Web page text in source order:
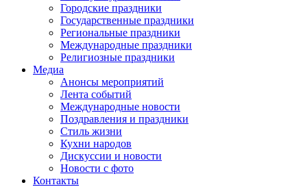
Городские праздники
Государственные праздники
Региональные праздники
Международные праздники
Религиозные праздники
Медиа
Анонсы мероприятий
Лента событий
Международные новости
Поздравления и праздники
Cтиль жизни
Кухни народов
Дискуссии и новости
Новости с фото
Контакты